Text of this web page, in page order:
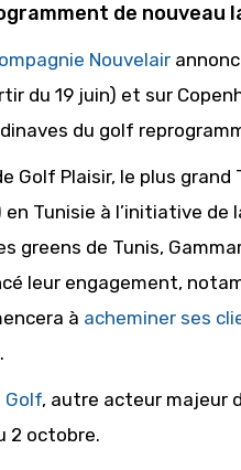
de nouveau
Nouvelair
du 19 juin) et sur
du golf
Golf Plaisir, le plus
en Tunisie à l’initiative
greens de Tunis,
leur engagement,
à acheminer ses
Golf, autre acteur majeur
2 octobre.